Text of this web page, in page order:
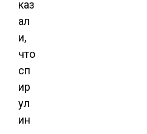
каз
ал
и,
что
сп
ир
ул
ин